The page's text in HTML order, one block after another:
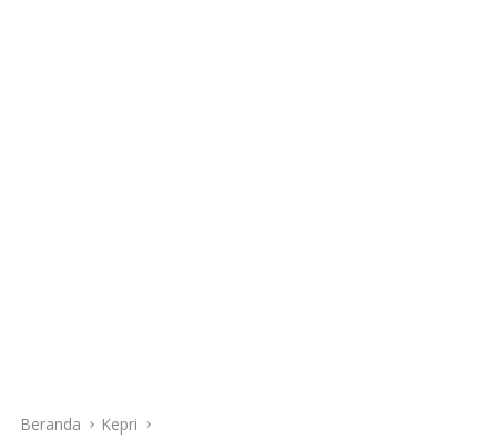
Beranda Kepri